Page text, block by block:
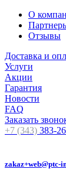
О
Отзывы
Доставка и
Услуги
Акции
Гарантия
Новости
FAQ
Заказать
+7 (343) 383-
zakaz+web@ptc-